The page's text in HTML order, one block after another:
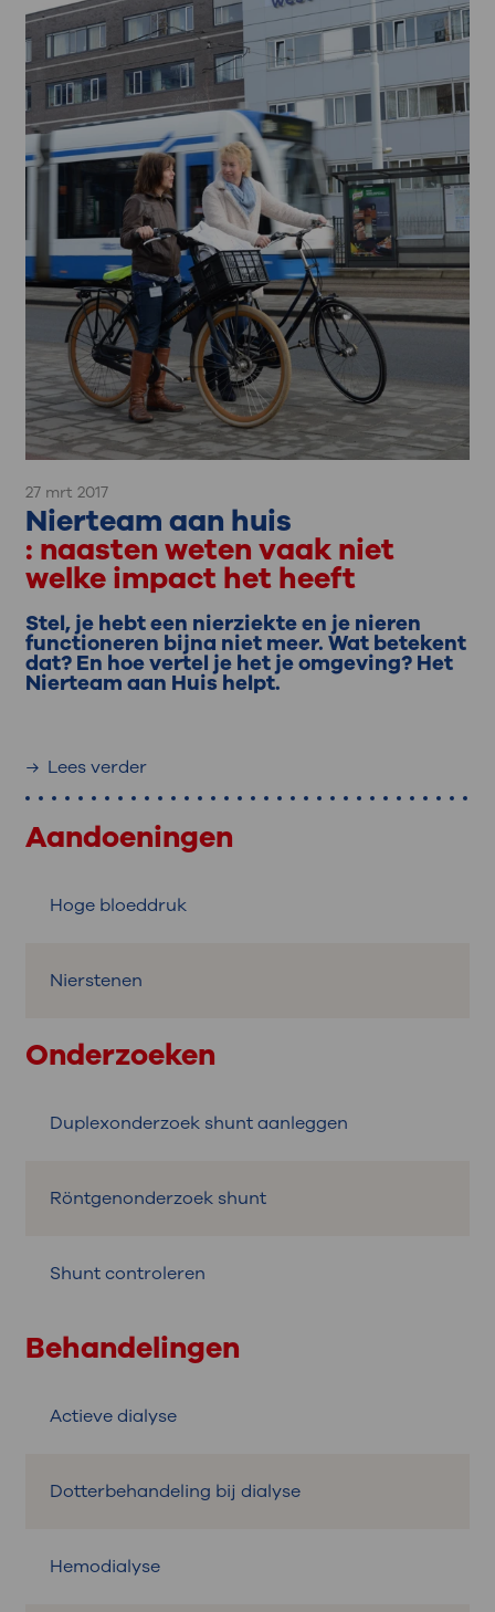
27 mrt 2017
Nierteam aan huis
: naasten weten vaak niet
welke impact het heeft
Stel, je hebt een nierziekte en je nieren
functioneren bijna niet meer. Wat betekent
dat? En hoe vertel je het je omgeving? Het
Nierteam aan Huis helpt.
Lees verder
Aandoeningen
Hoge bloeddruk
Nierstenen
Onderzoeken
Duplexonderzoek shunt aanleggen
Röntgenonderzoek shunt
Shunt controleren
Behandelingen
Actieve dialyse
Dotterbehandeling bij dialyse
Hemodialyse